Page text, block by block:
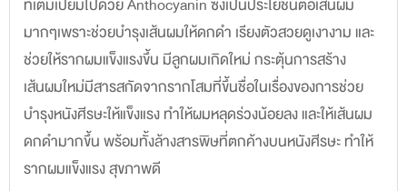
ที่เต็มเปี่ยมไปด้วย Anthocyanin ซึ่งเป็นประโยชน์ต่อเส้นผม
มากๆเพราะช่วยบำรุงเส้นผมให้ดกดำ เรียงตัวสวยดูเงางาม และ
ช่วยให้รากผมแข็งแรงขึ้น มีลูกผมเกิดใหม่ กระตุ้นการสร้าง
เส้นผมใหม่มีสารสกัดจากรากโสมที่ขึ้นชื่อในเรื่องของการช่วย
บำรุงหนังศีรษะให้แข็งแรง ทำให้ผมหลุดร่วงน้อยลง และให้เส้นผม
ดกดำมากขึ้น พร้อมทั้งล้างสารพิษที่ตกค้างบนหนังศีรษะ ทำให้
รากผมแข็งแรง สุขภาพดี